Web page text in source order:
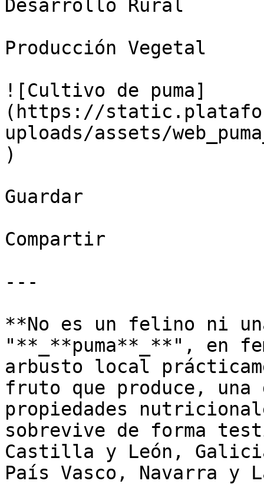
Desarrollo Rural
Producción Vegetal
![Cultivo de puma]
(https://
uploads/assets/
)
Guardar
Compartir
---
**No es un felino ni
"**_**puma**_**", en
arbusto local
fruto que produce, una
propiedades
sobrevive de forma
Castilla y León,
País Vasco, Navarra y